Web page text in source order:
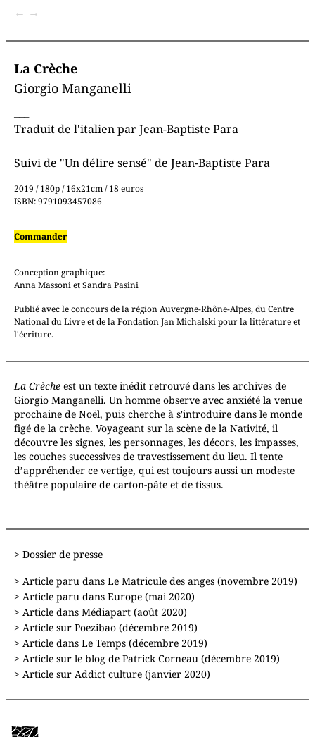
← →
La Crèche
Giorgio Manganelli
Traduit de l'italien par Jean-Baptiste Para
Suivi de "Un délire sensé" de Jean-Baptiste Para
2019 / 180p / 16x21cm / 18 euros
ISBN: 9791093457086
Commander
Conception graphique:
Anna Massoni et Sandra Pasini
Publié avec le concours de la région Auvergne-Rhône-Alpes, du Centre
National du Livre et de la Fondation Jan Michalski pour la littérature et
l'écriture.
La Crèche est un texte inédit retrouvé dans les archives de
Giorgio Manganelli. Un homme observe avec anxiété la venue
prochaine de Noël, puis cherche à s'introduire dans le monde
figé de la crèche. Voyageant sur la scène de la Nativité, il
découvre les signes, les personnages, les décors, les impasses,
les couches successives de travestissement du lieu. Il tente
d’appréhender ce vertige, qui est toujours aussi un modeste
théâtre populaire de carton-pâte et de tissus.
> Dossier de presse
> Article paru dans Le Matricule des anges (novembre 2019)
> Article paru dans Europe (mai 2020)
> Article dans Médiapart (août 2020)
> Article sur Poezibao (décembre 2019)
> Article dans Le Temps (décembre 2019)
> Article sur le blog de Patrick Corneau (décembre 2019)
> Article sur Addict culture (janvier 2020)